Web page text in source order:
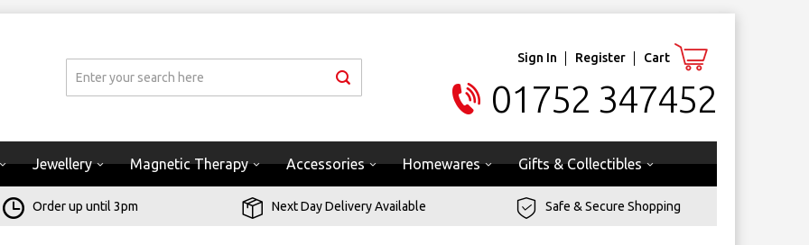
Cart
Sign In Register
01752 347452
Jewellery Magnetic Therapy Accessories Homewares Gifts & Collectibles
Order up until 3pm Next Day Delivery Available Safe & Secure Shopping